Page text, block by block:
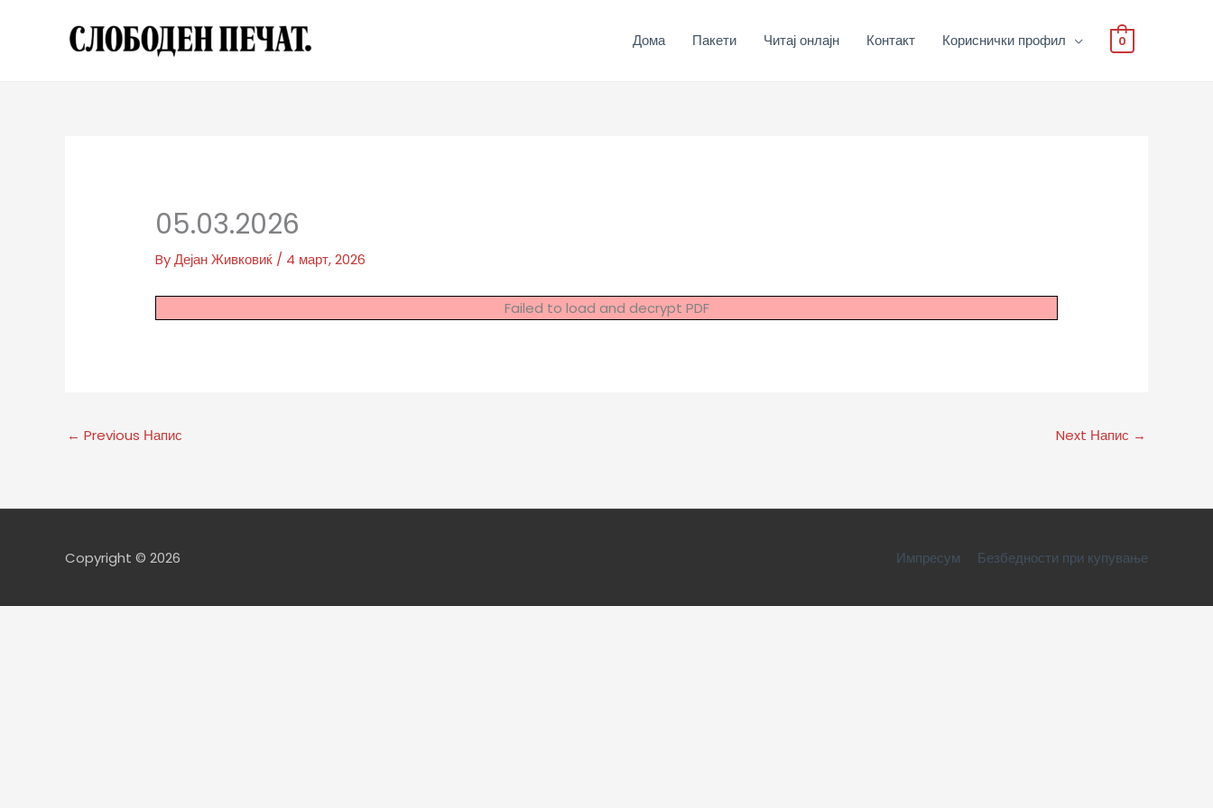
Дома Пакети Читај онлајн Контакт Кориснички профил 0
05.03.2026
ByДејан Живковиќ / 4 март, 2026
Failed to load and decrypt PDF
← Previous Напис Next Напис →
Copyright © 2026 Импресум Безбедности при купување